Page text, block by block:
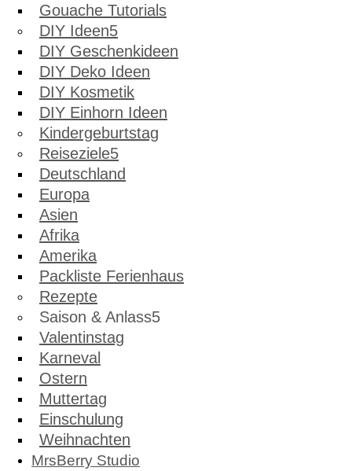
Gouache Tutorials
DIY Ideen
DIY Geschenkideen
DIY Deko Ideen
DIY Kosmetik
DIY Einhorn Ideen
Kindergeburtstag
Reiseziele
Deutschland
Europa
Asien
Afrika
Amerika
Packliste Ferienhaus
Rezepte
Saison & Anlass
Valentinstag
Karneval
Ostern
Muttertag
Einschulung
Weihnachten
MrsBerry Studio